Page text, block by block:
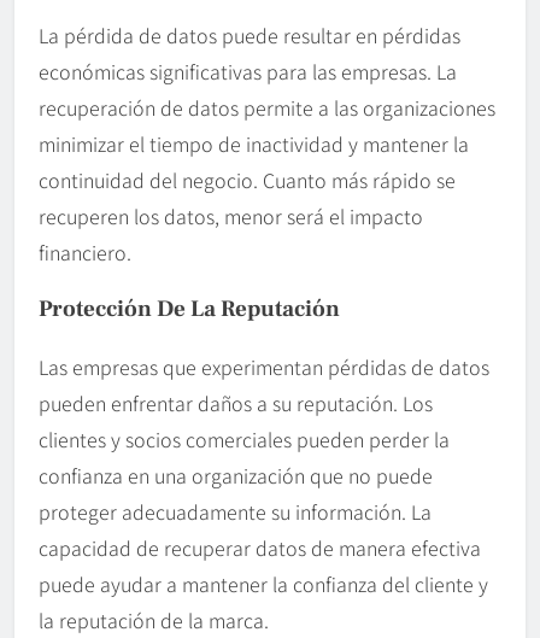
La pérdida de datos puede resultar en pérdidas
económicas significativas para las empresas. La
recuperación de datos permite a las organizaciones
minimizar el tiempo de inactividad y mantener la
continuidad del negocio. Cuanto más rápido se
recuperen los datos, menor será el impacto
financiero.
Protección De La Reputación
Las empresas que experimentan pérdidas de datos
pueden enfrentar daños a su reputación. Los
clientes y socios comerciales pueden perder la
confianza en una organización que no puede
proteger adecuadamente su información. La
capacidad de recuperar datos de manera efectiva
puede ayudar a mantener la confianza del cliente y
la reputación de la marca.